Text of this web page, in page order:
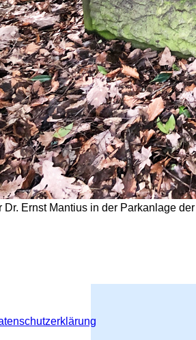
Dr. Ernst Mantius in der Parkanlage